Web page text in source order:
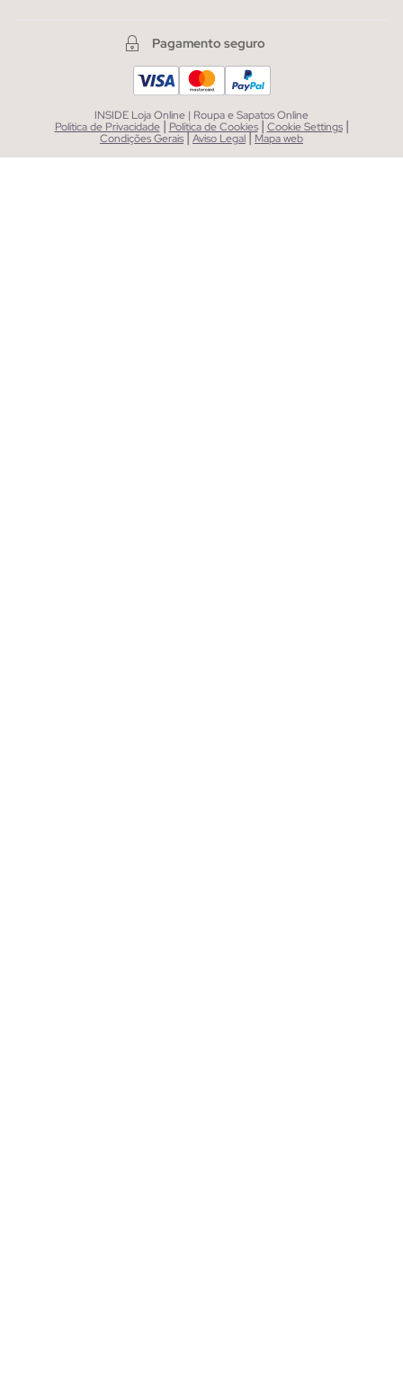
Pagamento seguro
INSIDE Loja Online | Roupa e Sapatos Online
Política de Privacidade | Política de Cookies | Cookie Settings |
Condições Gerais|Aviso Legal| Mapa web